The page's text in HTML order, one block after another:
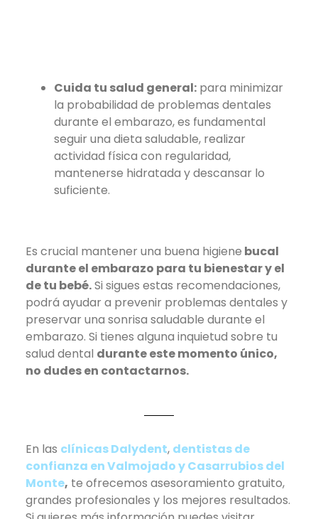
Cuida tu salud general: para minimizar
la probabilidad de problemas dentales
durante el embarazo, es fundamental
seguir una dieta saludable, realizar
actividad física con regularidad,
mantenerse hidratada y descansar lo
suficiente.
Es crucial mantener una buena higiene bucal
durante el embarazo para tu bienestar y el
de tu bebé.Si sigues estas recomendaciones,
podrá ayudar a prevenir problemas dentales y
preservar una sonrisa saludable durante el
embarazo. Si tienes alguna inquietud sobre tu
salud dental durante este momento único,
no dudes en contactarnos.
En las clínicas Dalydent, dentistas de
confianza en Valmojado y Casarrubios del
Monte, te ofrecemos asesoramiento gratuito,
grandes profesionales y los mejores resultados.